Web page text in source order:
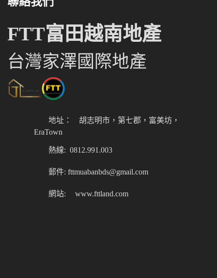
FTT富田越南地產
台灣家澤國際地產
地址：
胡志明市，第七郡，富美坊，
EraTown
熱線: 0812.991.003
郵件: fttmuabanbds@gmail.com
網站: www.fttland.com